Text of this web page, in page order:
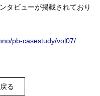
タビューが掲載されており
pb-casestudy/vol07/
る